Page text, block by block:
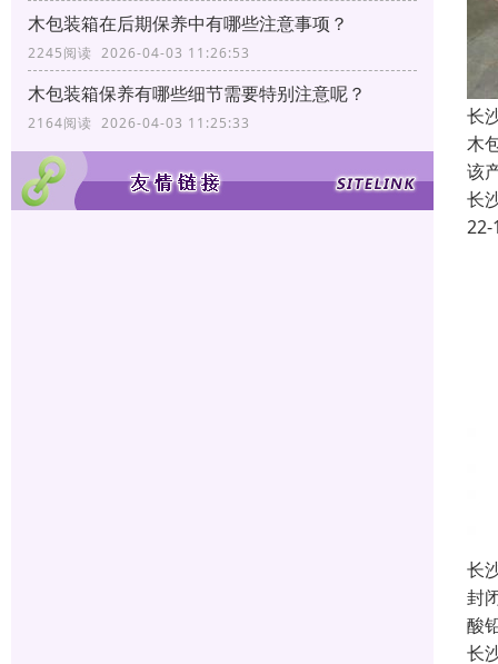
木包装箱在后期保养中有哪些注意事项？
2245阅读 2026-04-03 11:26:53
木包装箱保养有哪些细节需要特别注意呢？
2164阅读 2026-04-03 11:25:33
长
木
该
长
22-
长
封
酸
长